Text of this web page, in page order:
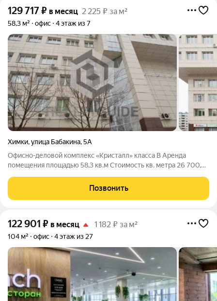
129 717₽ в месяц 2 225 ₽ за м²
58,3 м² офис 4 этаж из 7
Химки,улица Бабакина,5А
Офисно-деловой комплекс «Кристалл» класса B Аренда
помещения площадью 58,3 кв.м Cтоимость кв. метра 26 700,01
комплекс «Кристалл» расположен по адресу: улица Бабакина,
5А, Химки, Московская область
Позвонить
122 901 ₽ в месяц 1 182 ₽ за м²
104 м² офис 4 этаж из 27